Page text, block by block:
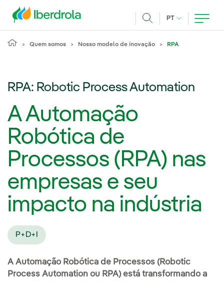
PT IDIOMA ATUAL,
Quem somos Nosso modelo de inovação RPA
RPA: Robotic Process Automation
A Automação
Robótica de
Processos (RPA) nas
empresas e seu
impacto na indústria
P+D+I
A Automação Robótica de Processos (Robotic
Process Automation ou RPA) está transformando a